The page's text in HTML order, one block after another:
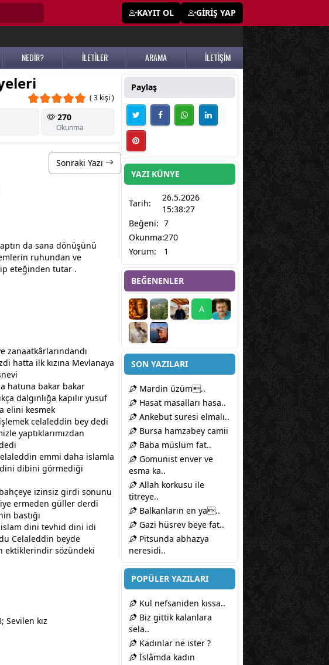
KAYIT OL GİRİŞ YAP
NEDİR? İLETİLER ARAMA İLETİŞİM
( 3 kişi )
270
Okunma
Sonraki Yazı
da sana dönüşünü
ruhundan ve
eteğinden tutar .
zanaatkârlarındandı
hatta ilk kızına Mevlanaya
hatuna bakar bakar
dalgınlığa kapılır yusuf
elini kesmek
celaleddin bey dedi
yaptıklarımızdan
emmi daha islamla
dibini görmediği
izinsiz girdi sonunu
ye ermeden güller derdi
bastığı
islam dini tevhid dini idi
Celaleddin beyde
ektiklerindir sözündeki
kız
Paylaş
YAZI KÜNYE
Tarih:
26.5.2026
15:38:27
Beğeni: 7
Okunma:270
Yorum:
1
BEĞENENLER
A
SON YAZILARI
Mardin üzüm..
Hasat masalları hasa..
Ankebut suresi elmalı..
Bursa hamzabey camii
Baba müslüm fat..
Gomunist enver ve
esma ka..
Allah korkusu ile
titreye..
Balkanların en ya..
Gazi hüsrev beye fat..
Pitsunda abhazya
neresidi..
POPÜLER YAZILARI
Kul nefsaniden kıssa..
Biz gittik kalanlara
sela..
Kadınlar ne ister ?
İslâmda kadın